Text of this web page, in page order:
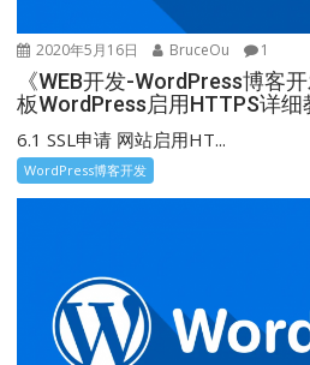
2020年5月16日 BruceOu 1
《WEB开发-WordPress博客
板WordPress启用HTTPS详细
6.1 SSL申请 网站启用HT...
WordPress博客开发